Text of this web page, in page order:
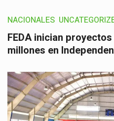
NACIONALES
FEDA inician
millones en